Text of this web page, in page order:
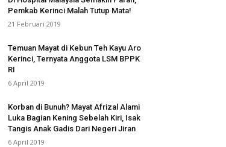
Pemkab Kerinci Malah Tutup Mata!
21 Februari 2019
Temuan Mayat di Kebun Teh Kayu Aro
Kerinci, Ternyata Anggota LSM BPPK
RI
6 April 2019
Korban di Bunuh? Mayat Afrizal Alami
Luka Bagian Kening Sebelah Kiri, Isak
Tangis Anak Gadis Dari Negeri Jiran
6 April 2019